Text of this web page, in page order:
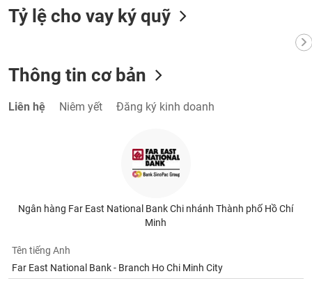
Tỷ lệ cho vay ký quỹ
Thông tin cơ bản
Liên hệ Niêm yết Đăng ký kinh doanh
Ngân hàng Far East National Bank Chi nhánh Thành phố Hồ Chí
Minh
Tên tiếng Anh
Far East National Bank - Branch Ho Chi Minh City
TRUYỀN
TIỆN
ĐỘNG
Mã
chứng
khoán